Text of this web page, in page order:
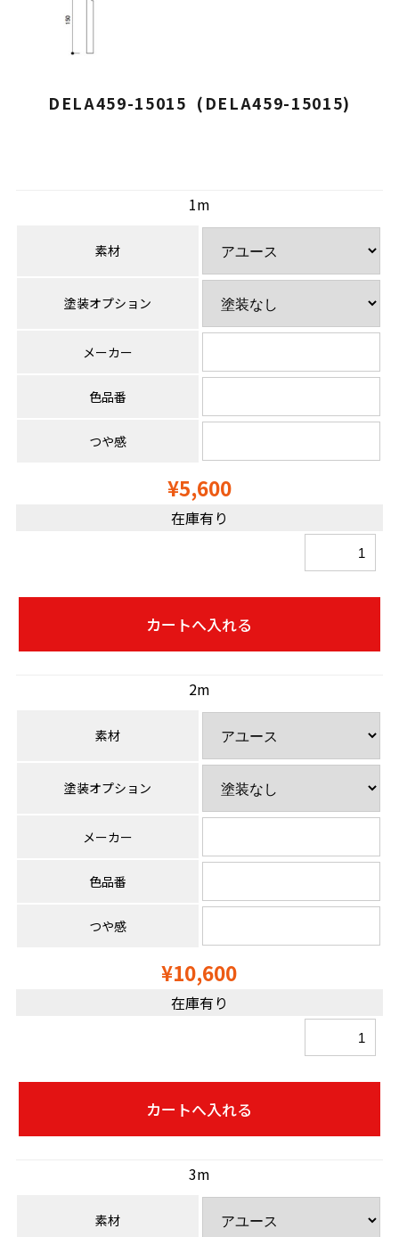
DELA459-15015 (DELA459-15015)
1m
素材
塗装オプション
メーカー
色品番
つや感
¥5,600
在庫有り
2m
素材
塗装オプション
メーカー
色品番
つや感
¥10,600
在庫有り
3m
素材